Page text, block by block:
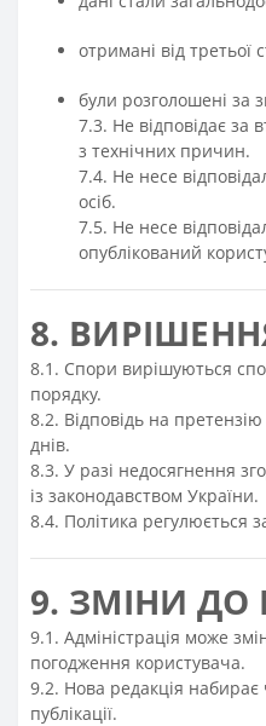
отримані від третьої
були розголошені за
7.3. Не відповідає за
з технічних причин.
7.4. Не несе
осіб.
7.5. Не несе
опублікований
8.
8.1. Спори вирішуються
порядку.
8.2. Відповідь на
днів.
8.3. У разі недосягнення
із законодавством України.
8.4. Політика регулюється
9. ЗМІНИ ДО
9.1. Адміністрація може
погодження користувача.
9.2. Нова редакція набирає
публікації.